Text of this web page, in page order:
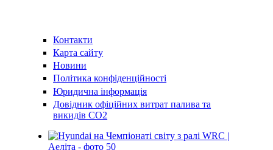
Контакти
Карта сайту
Новини
Політика конфіденційності
Юридична інформація
Довідник офіційних витрат палива та
викидів СО2